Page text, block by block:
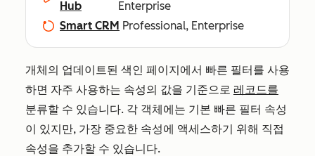
Hub
Enterprise
Smart CRM Professional, Enterprise
개체의 업데이트된 색인 페이지에서 빠른 필터를 사용
하면 자주 사용하는 속성의 값을 기준으로 레코드를
분류할 수 있습니다. 각 객체에는 기본 빠른 필터 속성
이 있지만, 가장 중요한 속성에 액세스하기 위해 직접
속성을 추가할 수 있습니다.